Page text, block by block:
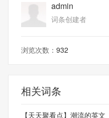
admin
词条创建者
浏览次数： 932
相关词条
【天天聚看点】潮流的英文